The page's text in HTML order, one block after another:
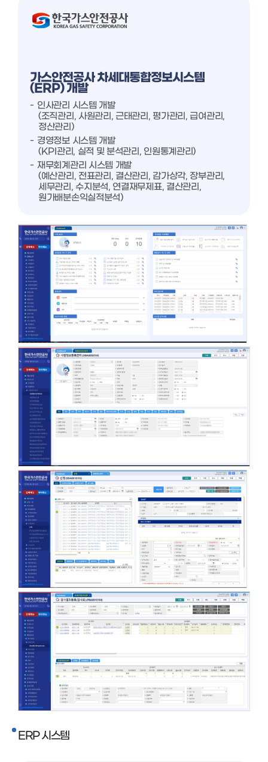
가스안전공사 차세대통합정보시스템
(ERP) 개발
인사관리 시스템 개발
(조직관리, 사원관리, 근태관리, 평가관리, 급여관리,
정산관리)
경영정보 시스템 개발
(KPI관리, 실적 및 분석관리, 인원통계관리)
재무회계관리 시스템 개발
(예산관리, 전표관리, 결산관리, 감가상각, 장부관리,
세무관리, 수지분석, 연결재무제표, 결산관리,
원가배분손익실적분석)
ERP 시스템